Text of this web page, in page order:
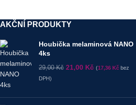
AKČNÍ PRODUKTY
Houbička melaminová NANO
4ks
29,00Kč 21,00 Kč (17,36 Kč bez
DPH)